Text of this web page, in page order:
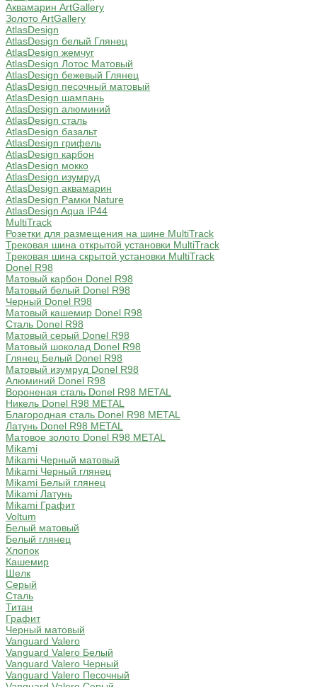
Аквамарин ArtGallery
Золото ArtGallery
AtlasDesign
AtlasDesign белый Глянец
AtlasDesign жемчуг
AtlasDesign Лотос Матовый
AtlasDesign бежевый Глянец
AtlasDesign песочный матовый
AtlasDesign шампань
AtlasDesign алюминий
AtlasDesign сталь
AtlasDesign базальт
AtlasDesign грифель
AtlasDesign карбон
AtlasDesign мокко
AtlasDesign изумруд
AtlasDesign аквамарин
AtlasDesign Рамки Nature
AtlasDesign Aqua IP44
MultiTrack
Розетки для размещения на шине MultiTrack
Трековая шина открытой установки MultiTrack
Трековая шина скрытой установки MultiTrack
Donel R98
Матовый карбон Donel R98
Матовый белый Donel R98
Черный Donel R98
Матовый кашемир Donel R98
Сталь Donel R98
Матовый серый Donel R98
Матовый шоколад Donel R98
Глянец Белый Donel R98
Матовый изумруд Donel R98
Алюминий Donel R98
Вороненая сталь Donel R98 METAL
Никель Donel R98 METAL
Благородная сталь Donel R98 METAL
Латунь Donel R98 METAL
Матовое золото Donel R98 METAL
Mikami
Mikami Черный матовый
Mikami Черный глянец
Mikami Белый глянец
Mikami Латунь
Mikami Графит
Voltum
Белый матовый
Белый глянец
Хлопок
Кашемир
Шелк
Серый
Сталь
Титан
Графит
Черный матовый
Vanguard Valero
Vanguard Valero Белый
Vanguard Valero Черный
Vanguard Valero Песочный